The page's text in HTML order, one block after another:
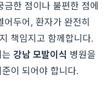
한 점이나 불편한 점에
두어, 환자가 완전히
책임지고 함께합니다.
강남 모발이식 병원을
이 되어야 합니다.